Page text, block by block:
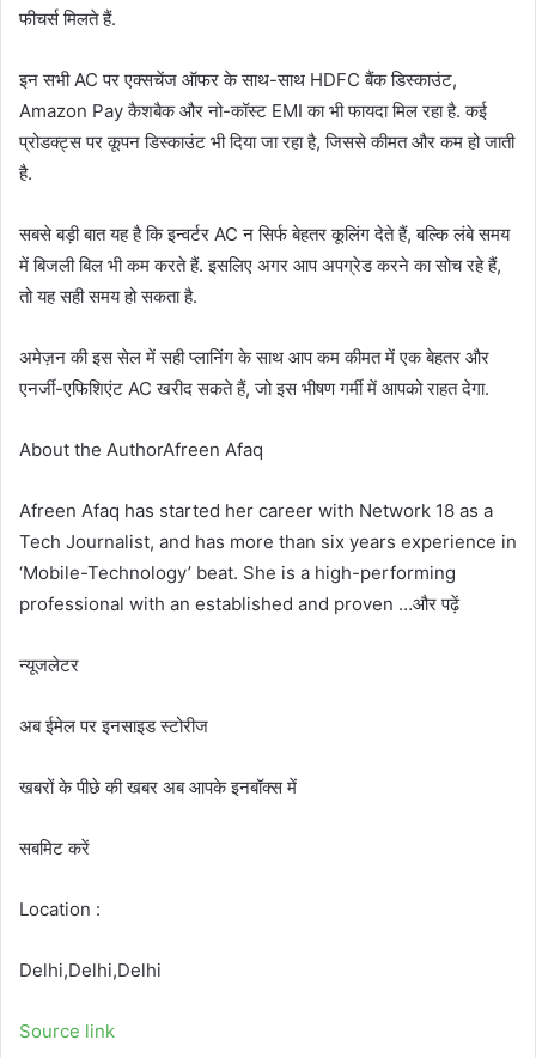
फीचर्स मिलते हैं.
इन सभी AC पर एक्सचेंज ऑफर के साथ-साथ HDFC बैंक डिस्काउंट,
Amazon Pay कैशबैक और नो-कॉस्ट EMI का भी फायदा मिल रहा है. कई
प्रोडक्ट्स पर कूपन डिस्काउंट भी दिया जा रहा है, जिससे कीमत और कम हो जाती
है.
सबसे बड़ी बात यह है कि इन्वर्टर AC न सिर्फ बेहतर कूलिंग देते हैं, बल्कि लंबे समय
में बिजली बिल भी कम करते हैं. इसलिए अगर आप अपग्रेड करने का सोच रहे हैं,
तो यह सही समय हो सकता है.
अमेज़न की इस सेल में सही प्लानिंग के साथ आप कम कीमत में एक बेहतर और
एनर्जी-एफिशिएंट AC खरीद सकते हैं, जो इस भीषण गर्मी में आपको राहत देगा.
About the AuthorAfreen Afaq
Afreen Afaq has started her career with Network 18 as a
Tech Journalist, and has more than six years experience in
‘Mobile-Technology’ beat. She is a high-performing
professional with an established and proven …और पढ़ें
न्यूजलेटर
अब ईमेल पर इनसाइड स्‍टोर‍ीज
खबरों के पीछे की खबर अब आपके इनबॉक्‍स में
सबमिट करें
Location :
Delhi,Delhi,Delhi
Source link